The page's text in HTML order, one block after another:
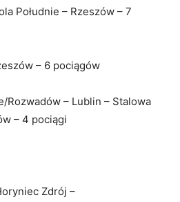
Południe – Rzeszów – 7
– 6 pociągów
Rozwadów – Lublin – Stalowa
– 4 pociągi
Zdrój –